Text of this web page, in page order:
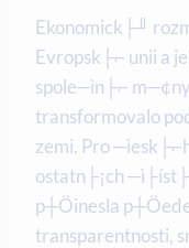
Ekonomick├╜
Evropsk├⌐ unii a
spole─ìn├⌐
transformovalo
zemi. Pro
ostatn├¡ch
p┼Öinesla
transparentnosti,